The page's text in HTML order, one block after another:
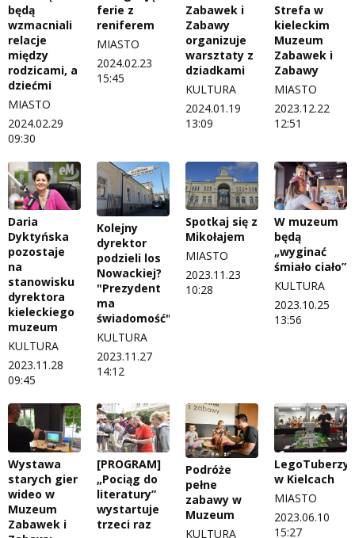
będą
wzmacniali
relacje
między
rodzicami, a
dziećmi
MIASTO
2024.02.29
09:30
ferie z
reniferem
MIASTO
2024.02.23
15:45
Zabawek i
Zabawy
organizuje
warsztaty z
dziadkami
KULTURA
2024.01.19
13:09
Strefa w
kieleckim
Muzeum
Zabawek i
Zabawy
MIASTO
2023.12.22
12:51
Daria
Dyktyńska
pozostaje
na
stanowisku
dyrektora
kieleckiego
muzeum
KULTURA
2023.11.28
09:45
Kolejny
dyrektor
podzieli los
Nowackiej?
"Prezydent
ma
świadomość"
KULTURA
2023.11.27
14:12
Spotkaj się z
Mikołajem
MIASTO
2023.11.23
10:28
W muzeum
będą
„wyginać
śmiało ciało”
KULTURA
2023.10.25
13:56
Wystawa
starych gier
wideo w
Muzeum
Zabawek i
[PROGRAM]
„Pociąg do
literatury”
wystartuje
trzeci raz
Podróże
pełne
zabawy w
Muzeum
KULTURA
LegoTuberzy
w Kielcach
MIASTO
2023.06.10
15:27